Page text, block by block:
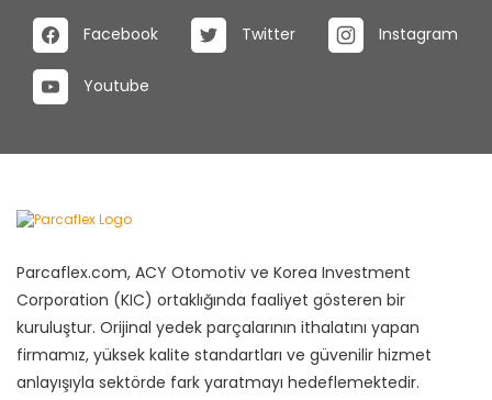
Facebook Twitter Instagram
Youtube
Parcaflex.com, ACY Otomotiv ve Korea Investment
Corporation (KIC) ortaklığında faaliyet gösteren bir
kuruluştur. Orijinal yedek parçalarının ithalatını yapan
firmamız, yüksek kalite standartları ve güvenilir hizmet
anlayışıyla sektörde fark yaratmayı hedeflemektedir.